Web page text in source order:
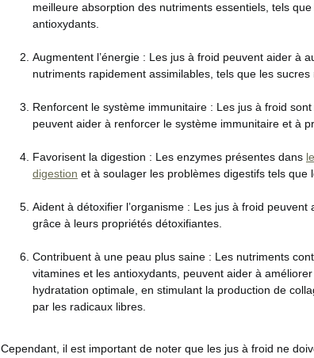
meilleure absorption des nutriments essentiels, tels
antioxydants.
Augmentent l’énergie : Les jus à froid peuvent aider à
nutriments rapidement assimilables, tels que les
Renforcent le système immunitaire : Les jus à froid
peuvent aider à renforcer le système immunitaire et à
Favorisent la digestion : Les enzymes présentes dans
digestion et à soulager les problèmes digestifs tels que
Aident à détoxifier l’organisme : Les jus à froid
grâce à leurs propriétés détoxifiantes.
Contribuent à une peau plus saine : Les nutriments
vitamines et les antioxydants, peuvent aider à
hydratation optimale, en stimulant la production de
par les radicaux libres.
Cependant, il est important de noter que les jus à froid ne